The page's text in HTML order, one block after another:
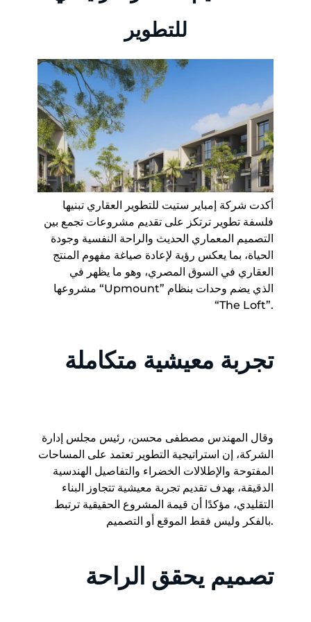
للتطوير
أكدت شركة إمباير ستيت للتطوير العقاري تبنيها
فلسفة تطوير ترتكز على تقديم مشروعات تجمع بين
التصميم المعماري الحديث والراحة النفسية وجودة
الحياة، بما يعكس رؤية لإعادة صياغة مفهوم المنتج
العقاري في السوق المصري، وهو ما يظهر في
مشروعها “Upmount” الذي يضم وحدات بنظام
“The Loft”.
تجربة معيشية متكاملة
وقال المهندس مصطفى محسن، رئيس مجلس إدارة
الشركة، إن استراتيجية التطوير تعتمد على المساحات
المفتوحة والإطلالات الخضراء والتفاصيل الهندسية
الدقيقة، بهدف تقديم تجربة معيشية تتجاوز البناء
التقليدي، مؤكدًا أن قيمة المشروع الحقيقية ترتبط
بالفكر وليس فقط الموقع أو التصميم.
تصميم يحقق الراحة